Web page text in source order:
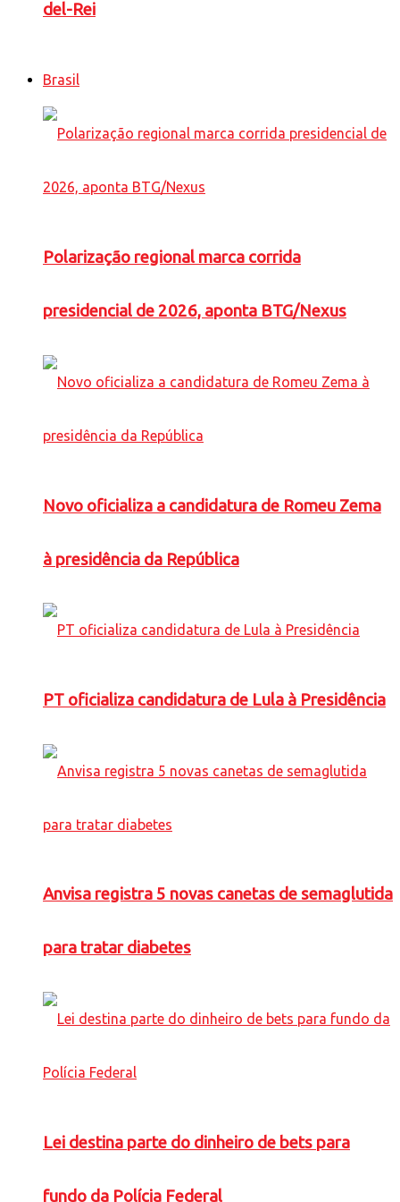
del-Rei
Brasil
Polarização regional marca corrida
presidencial de 2026, aponta BTG/Nexus
Novo oficializa a candidatura de Romeu Zema
à presidência da República
PT oficializa candidatura de Lula à Presidência
Anvisa registra 5 novas canetas de semaglutida
para tratar diabetes
Lei destina parte do dinheiro de bets para
fundo da Polícia Federal